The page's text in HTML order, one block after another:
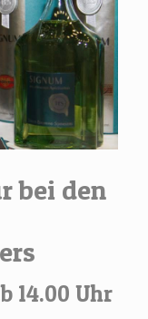
bei den
14.00 Uhr